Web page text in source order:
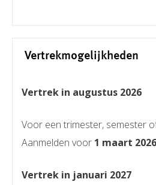
Vertrekmogelijkheden
Vertrek in augustus 2026
Voor een trimester, semester
Aanmelden voor 1 maart
Vertrek in januari 2027